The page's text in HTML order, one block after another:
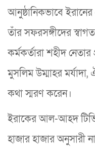
আনুষ্ঠানিকভাবে
তাঁর সফরসঙ্গীদের
কর্মকর্তারা শহীদ
মুসলিম উম্মাহর
কথা স্মরণ করেন।
ইরাকের আল-আহদ
হাজার হাজার অনুসারী